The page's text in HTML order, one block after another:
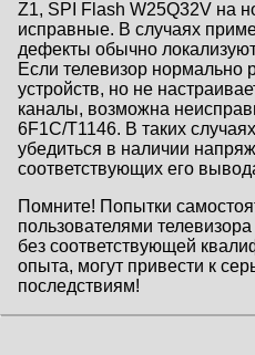
Z1, SPI Flash W25Q32V на
исправные. В случаях
дефекты обычно
Если телевизор нормально
устройств, но не
каналы, возможна
6F1C/T1146. В таких
убедиться в наличии
соответствующих его
Помните! Попытки
пользователями
без соответствующей
опыта, могут привести к
последствиям!